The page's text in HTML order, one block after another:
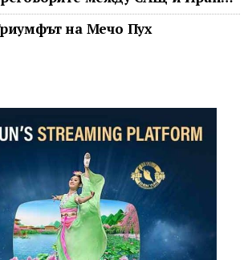
в безизходица
на Мечо Пух